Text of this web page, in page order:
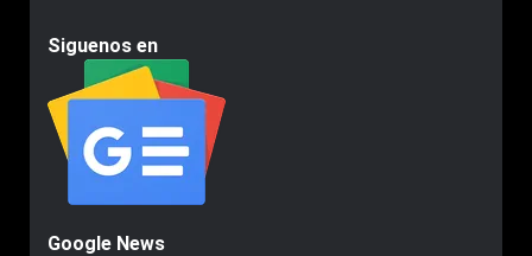
Siguenos en
Google News